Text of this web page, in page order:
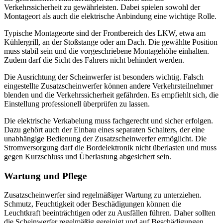
Verkehrssicherheit zu gewährleisten. Dabei spielen sowohl der
Montageort als auch die elektrische Anbindung eine wichtige Rolle.
Typische Montageorte sind der Frontbereich des LKW, etwa am
Kühlergrill, an der Stoßstange oder am Dach. Die gewählte Position
muss stabil sein und die vorgeschriebene Montagehöhe einhalten.
Zudem darf die Sicht des Fahrers nicht behindert werden.
Die Ausrichtung der Scheinwerfer ist besonders wichtig. Falsch
eingestellte Zusatzscheinwerfer können andere Verkehrsteilnehmer
blenden und die Verkehrssicherheit gefährden. Es empfiehlt sich, die
Einstellung professionell überprüfen zu lassen.
Die elektrische Verkabelung muss fachgerecht und sicher erfolgen.
Dazu gehört auch der Einbau eines separaten Schalters, der eine
unabhängige Bedienung der Zusatzscheinwerfer ermöglicht. Die
Stromversorgung darf die Bordelektronik nicht überlasten und muss
gegen Kurzschluss und Überlastung abgesichert sein.
Wartung und Pflege
Zusatzscheinwerfer sind regelmäßiger Wartung zu unterziehen.
Schmutz, Feuchtigkeit oder Beschädigungen können die
Leuchtkraft beeinträchtigen oder zu Ausfällen führen. Daher sollten